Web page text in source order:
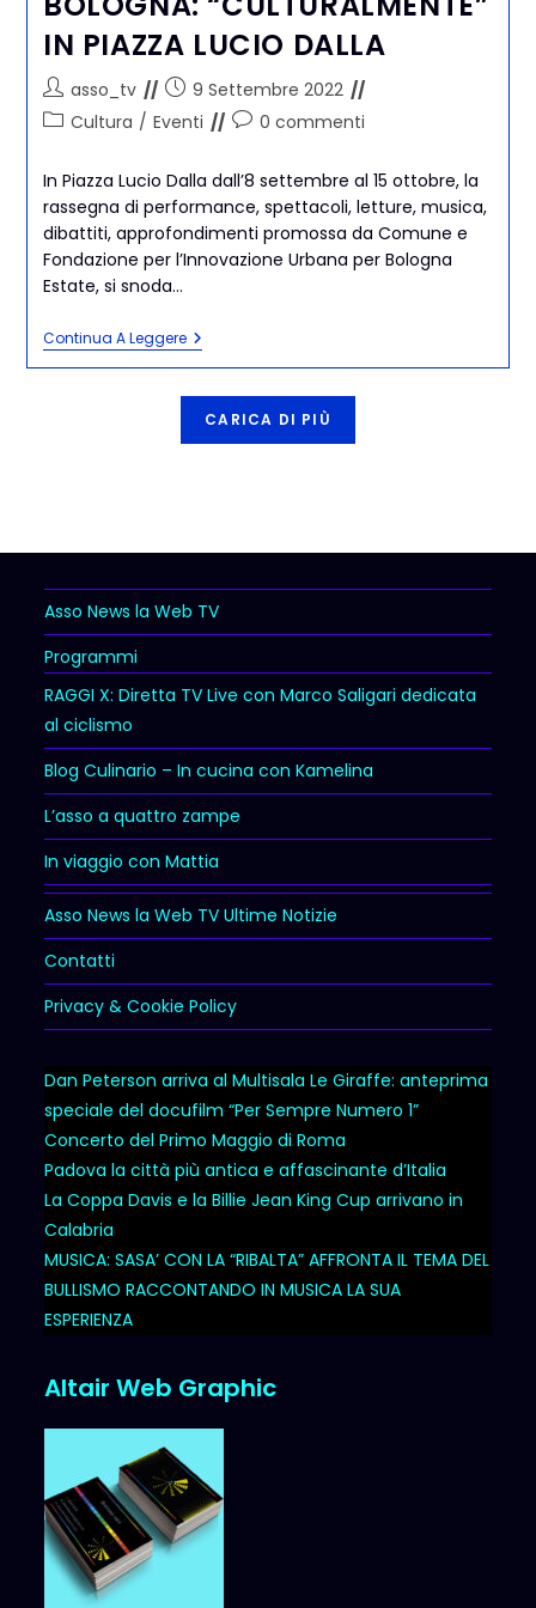
IN PIAZZA LUCIO DALLA
asso_tv
9 Settembre 2022
Cultura / Eventi 0 commenti
In Piazza Lucio Dalla dall’8 settembre al 15 ottobre, la
rassegna di performance, spettacoli, letture, musica,
dibattiti, approfondimenti promossa da Comune e
Fondazione per l’Innovazione Urbana per Bologna
Estate, si snoda…
Continua A Leggere
CARICA DI PIÙ
Asso News la Web TV
Programmi
RAGGI X: Diretta TV Live con Marco Saligari dedicata
al ciclismo
Blog Culinario – In cucina con Kamelina
L’asso a quattro zampe
In viaggio con Mattia
Asso News la Web TV Ultime Notizie
Contatti
Privacy & Cookie Policy
Dan Peterson arriva al Multisala Le Giraffe: anteprima
speciale del docufilm “Per Sempre Numero 1”
Concerto del Primo Maggio di Roma
Padova la città più antica e affascinante d’Italia
La Coppa Davis e la Billie Jean King Cup arrivano in
Calabria
MUSICA: SASA’ CON LA “RIBALTA” AFFRONTA IL TEMA DEL
BULLISMO RACCONTANDO IN MUSICA LA SUA
ESPERIENZA
Altair Web Graphic